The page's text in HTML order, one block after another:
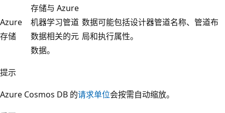
Azure
存储
存储与 Azure
机器学习管道
数据相关的元
数据。
数据可能包括设计器管道名称、管道布
局和执行属性。
提示
Azure Cosmos DB 的请求单位会按需自动缩放。